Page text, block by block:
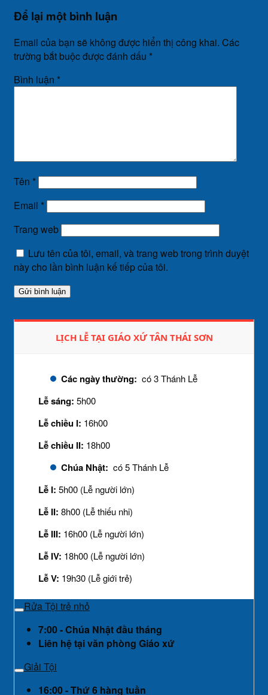
Để lại một bình luận
Email của bạn sẽ không được hiển thị công khai. Các
trường bắt buộc được đánh dấu *
Bình luận *
Tên *
Email *
Trang web
Lưu tên của tôi, email, và trang web trong trình duyệt
này cho lần bình luận kế tiếp của tôi.
LỊCH LỄ TẠI GIÁO XỨ TÂN THÁI SƠN
Các ngày thường: có 3 Thánh Lễ
Lễ sáng: 5h00
Lễ chiều I: 16h00
Lễ chiều II: 18h00
Chúa Nhật: có 5 Thánh Lễ
Lễ I: 5h00 (Lễ người lớn)
Lễ II: 8h00 (Lễ thiếu nhi)
Lễ III: 16h00 (Lễ người lớn)
Lễ IV: 18h00 (Lễ người lớn)
Lễ V: 19h30 (Lễ giới trẻ)
Rửa Tội trẻ nhỏ
7:00 - Chúa Nhật đầu tháng
Liên hệ tại văn phòng Giáo xứ
Giải Tội
16:00 - Thứ 6 hàng tuần